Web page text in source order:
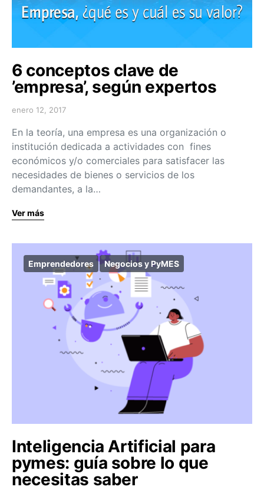
6 conceptos clave de
’empresa’, según expertos
enero 12, 2017
En la teoría, una empresa es una organización o
institución dedicada a actividades con fines
económicos y/o comerciales para satisfacer las
necesidades de bienes o servicios de los
demandantes, a la…
Ver más
Emprendedores Negocios y PyMES
Inteligencia Artificial para
pymes: guía sobre lo que
necesitas saber